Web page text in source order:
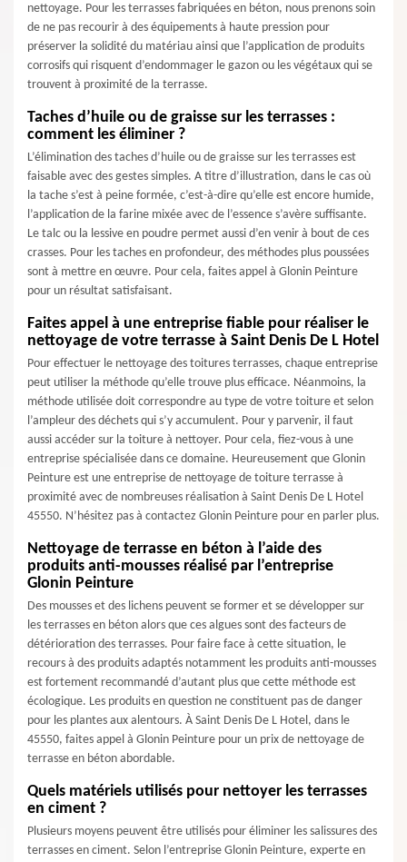
nettoyage. Pour les terrasses fabriquées en béton, nous prenons soin
de ne pas recourir à des équipements à haute pression pour
préserver la solidité du matériau ainsi que l’application de produits
corrosifs qui risquent d’endommager le gazon ou les végétaux qui se
trouvent à proximité de la terrasse.
Taches d’huile ou de graisse sur les terrasses :
comment les éliminer ?
L’élimination des taches d’huile ou de graisse sur les terrasses est
faisable avec des gestes simples. A titre d’illustration, dans le cas où
la tache s’est à peine formée, c’est-à-dire qu’elle est encore humide,
l’application de la farine mixée avec de l’essence s’avère suffisante.
Le talc ou la lessive en poudre permet aussi d’en venir à bout de ces
crasses. Pour les taches en profondeur, des méthodes plus poussées
sont à mettre en œuvre. Pour cela, faites appel à Glonin Peinture
pour un résultat satisfaisant.
Faites appel à une entreprise fiable pour réaliser le
nettoyage de votre terrasse à Saint Denis De L Hotel
Pour effectuer le nettoyage des toitures terrasses, chaque entreprise
peut utiliser la méthode qu’elle trouve plus efficace. Néanmoins, la
méthode utilisée doit correspondre au type de votre toiture et selon
l’ampleur des déchets qui s’y accumulent. Pour y parvenir, il faut
aussi accéder sur la toiture à nettoyer. Pour cela, fiez-vous à une
entreprise spécialisée dans ce domaine. Heureusement que Glonin
Peinture est une entreprise de nettoyage de toiture terrasse à
proximité avec de nombreuses réalisation à Saint Denis De L Hotel
45550. N’hésitez pas à contactez Glonin Peinture pour en parler plus.
Nettoyage de terrasse en béton à l’aide des
produits anti-mousses réalisé par l’entreprise
Glonin Peinture
Des mousses et des lichens peuvent se former et se développer sur
les terrasses en béton alors que ces algues sont des facteurs de
détérioration des terrasses. Pour faire face à cette situation, le
recours à des produits adaptés notamment les produits anti-mousses
est fortement recommandé d’autant plus que cette méthode est
écologique. Les produits en question ne constituent pas de danger
pour les plantes aux alentours. À Saint Denis De L Hotel, dans le
45550, faites appel à Glonin Peinture pour un prix de nettoyage de
terrasse en béton abordable.
Quels matériels utilisés pour nettoyer les terrasses
en ciment ?
Plusieurs moyens peuvent être utilisés pour éliminer les salissures des
terrasses en ciment. Selon l’entreprise Glonin Peinture, experte en